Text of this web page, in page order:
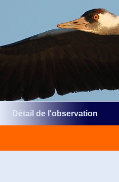
Détail de l'observation